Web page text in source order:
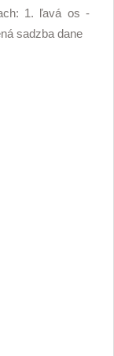
1. ľavá os -
sadzba dane